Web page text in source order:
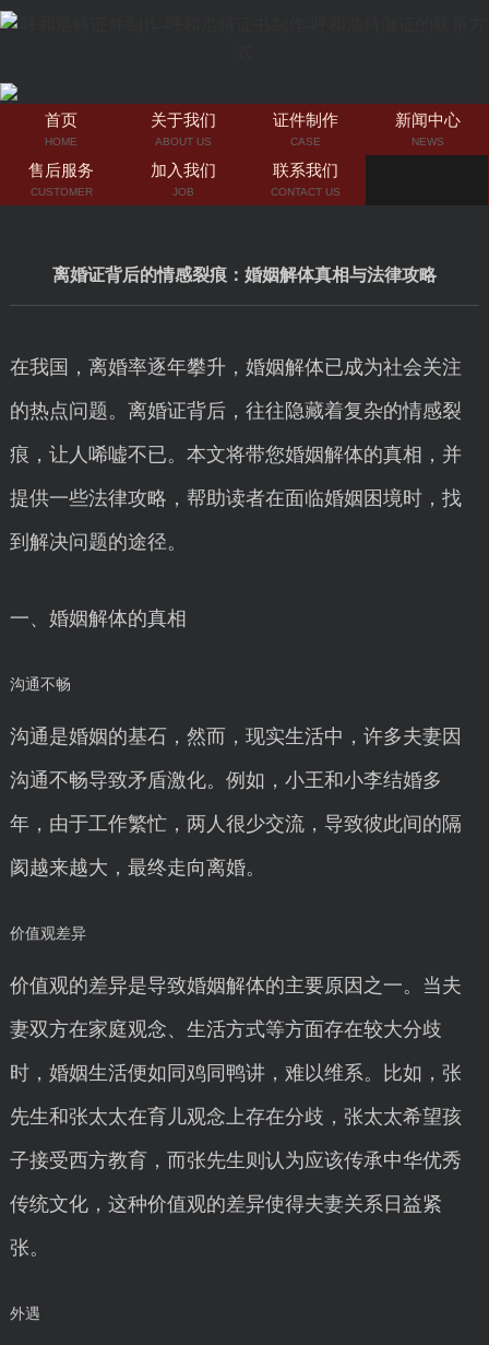
首页
HOME
关于我们
ABOUT US
证件制作
CASE
新闻中心
NEWS
售后服务
CUSTOMER
加入我们
JOB
联系我们
CONTACT US
离婚证背后的情感裂痕：婚姻解体真相与法律攻略
在我国，离婚率逐年攀升，婚姻解体已成为社会关注
的热点问题。离婚证背后，往往隐藏着复杂的情感裂
痕，让人唏嘘不已。本文将带您婚姻解体的真相，并
提供一些法律攻略，帮助读者在面临婚姻困境时，找
到解决问题的途径。
一、婚姻解体的真相
沟通不畅
沟通是婚姻的基石，然而，现实生活中，许多夫妻因
沟通不畅导致矛盾激化。例如，小王和小李结婚多
年，由于工作繁忙，两人很少交流，导致彼此间的隔
阂越来越大，最终走向离婚。
价值观差异
价值观的差异是导致婚姻解体的主要原因之一。当夫
妻双方在家庭观念、生活方式等方面存在较大分歧
时，婚姻生活便如同鸡同鸭讲，难以维系。比如，张
先生和张太太在育儿观念上存在分歧，张太太希望孩
子接受西方教育，而张先生则认为应该传承中华优秀
传统文化，这种价值观的差异使得夫妻关系日益紧
张。
外遇